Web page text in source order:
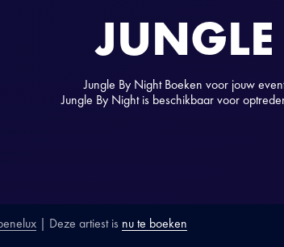
Jungle By Night Boeken voor jouw
Jungle By Night is beschikbaar voor
| Deze artiest is nu te boeken